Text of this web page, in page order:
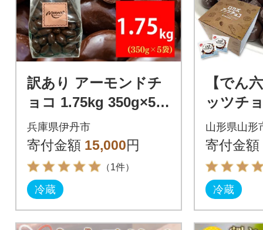
訳あり アーモンドチ
ョコ 1.75kg 350g×5袋
4月～10月発送 [54030
765]
兵庫県伊丹市
寄付金額 15,000円
（1件）
冷蔵
【でん
ッツチ
タイプ
山形県山形
寄付金額
冷蔵